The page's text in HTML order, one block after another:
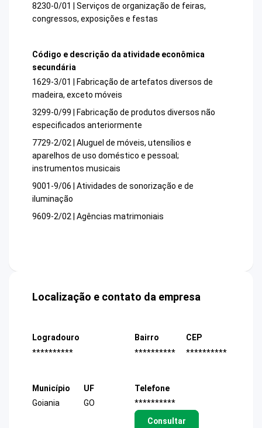
8230-0/01 | Serviços de organização de feiras,
congressos, exposições e festas
Código e descrição da atividade econômica
secundária
1629-3/01 | Fabricação de artefatos diversos de
madeira, exceto móveis
3299-0/99 | Fabricação de produtos diversos não
especificados anteriormente
7729-2/02 | Aluguel de móveis, utensílios e
aparelhos de uso doméstico e pessoal;
instrumentos musicais
9001-9/06 | Atividades de sonorização e de
iluminação
9609-2/02 | Agências matrimoniais
Localização e contato da empresa
Logradouro
**********
Bairro
**********
CEP
**********
Município
Goiania
UF
GO
Telefone
**********
Consultar